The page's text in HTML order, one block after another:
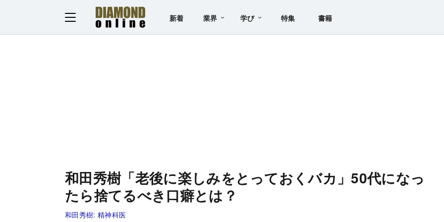
新着 業界 学び 特集 書籍
和田秀樹「老後に楽しみをとっておくバカ」50代になっ
たら捨てるべき口癖とは？
和田秀樹: 精神科医